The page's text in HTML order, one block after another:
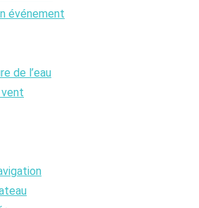
événement
de l’eau